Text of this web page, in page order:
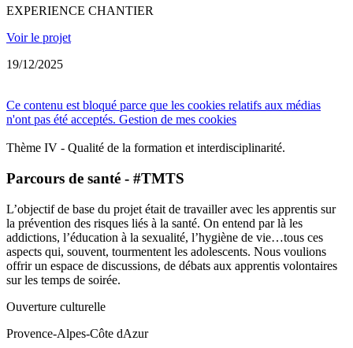
EXPERIENCE CHANTIER
Voir le projet
19/12/2025
Ce contenu est bloqué parce que les cookies relatifs aux médias
n'ont pas été acceptés. Gestion de mes cookies
Thème IV - Qualité de la formation et interdisciplinarité.
Parcours de santé - #TMTS
L’objectif de base du projet était de travailler avec les apprentis sur
la prévention des risques liés à la santé. On entend par là les
addictions, l’éducation à la sexualité, l’hygiène de vie…tous ces
aspects qui, souvent, tourmentent les adolescents. Nous voulions
offrir un espace de discussions, de débats aux apprentis volontaires
sur les temps de soirée.
Ouverture culturelle
Provence-Alpes-Côte dAzur